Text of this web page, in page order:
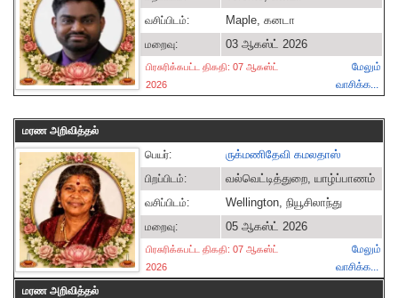
வசிப்பிடம்: Maple, கனடா
மறைவு: 03 ஆகஸ்ட் 2026
பிரசுரிக்கபட்ட திகதி: 07 ஆகஸ்ட்
2026
மேலும்
வாசிக்க...
மரண அறிவித்தல்
பெயர்:
ருக்மணிதேவி கமலதாஸ்
பிறப்பிடம்: வல்வெட்டித்துறை, யாழ்ப்பாணம்
வசிப்பிடம்: Wellington, நியூசிலாந்து
மறைவு: 05 ஆகஸ்ட் 2026
பிரசுரிக்கபட்ட திகதி: 07 ஆகஸ்ட்
2026
மேலும்
வாசிக்க...
மரண அறிவித்தல்